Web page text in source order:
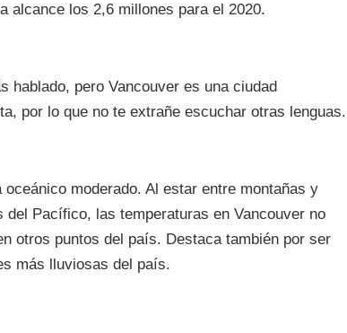
alcance los 2,6 millones para el 2020.
hablado, pero Vancouver es una ciudad
por lo que no te extrañe escuchar otras lenguas.
moderado. Al estar entre montañas y
del Pacífico, las temperaturas en Vancouver no
otros puntos del país. Destaca también por ser
más lluviosas del país.